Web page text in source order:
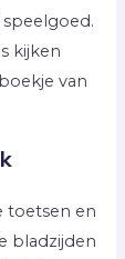
speelgoed.
kijken
van
toetsen en
bladzijden